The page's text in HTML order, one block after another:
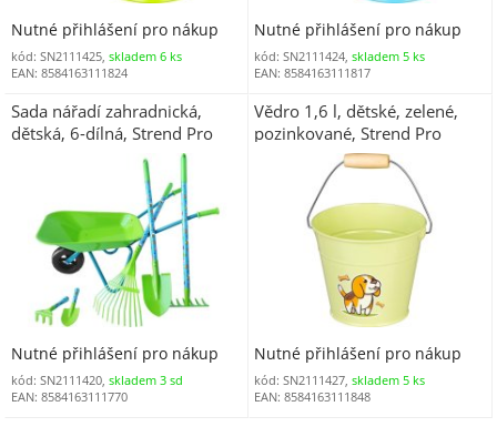
Nutné přihlášení pro nákup
kód: SN2111425, skladem 6 ks
EAN: 8584163111824
Nutné přihlášení pro nákup
kód: SN2111424,skladem 5 ks
EAN: 8584163111817
Sada nářadí zahradnická,
dětská, 6-dílná, Strend Pro
Nutné přihlášení pro nákup
kód: SN2111420, skladem 3 sd
EAN: 8584163111770
Vědro 1,6 l, dětské, zelené,
pozinkované, Strend Pro
Nutné přihlášení pro nákup
kód: SN2111427,skladem 5 ks
EAN: 8584163111848